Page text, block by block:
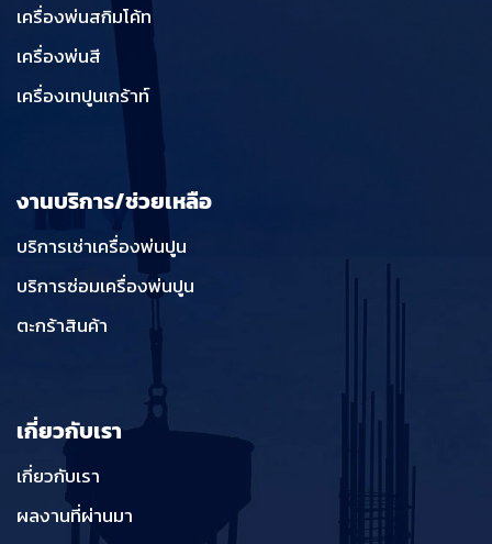
เครื่องพ่นสกิมโค้ท
เครื่องพ่นสี
เครื่องเทปูนเกร้าท์
งานบริการ/ช่วยเหลือ
บริการเช่าเครื่องพ่นปูน
บริการซ่อมเครื่องพ่นปูน
ตะกร้าสินค้า
เกี่ยวกับเรา
เกี่ยวกับเรา
ผลงานที่ผ่านมา